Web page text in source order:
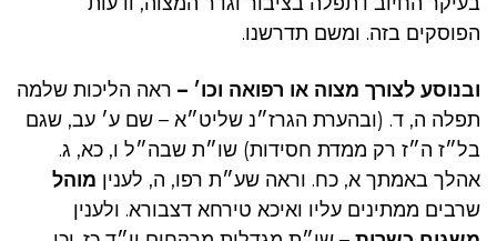
הפוסקים בזה. ומשם תדרשנו.
ובנוסע לצורך מצוה או רפואה וכו׳ – ראה הליכות שלמה
תפלה ה, ד. (ובהערת הגרז״נ שליט״א – שם ע׳ עב, שגם
בל״ז ה״ז רק ממדת חסידות) שו״ת שבה״ל ו, כא, ג.
אהלך באמתך א, כח. וראה שע״ת רפו, ה, לענין מוהל
שרבים ממתינים עליו ואיכא טירחא דצבורא. ולענין